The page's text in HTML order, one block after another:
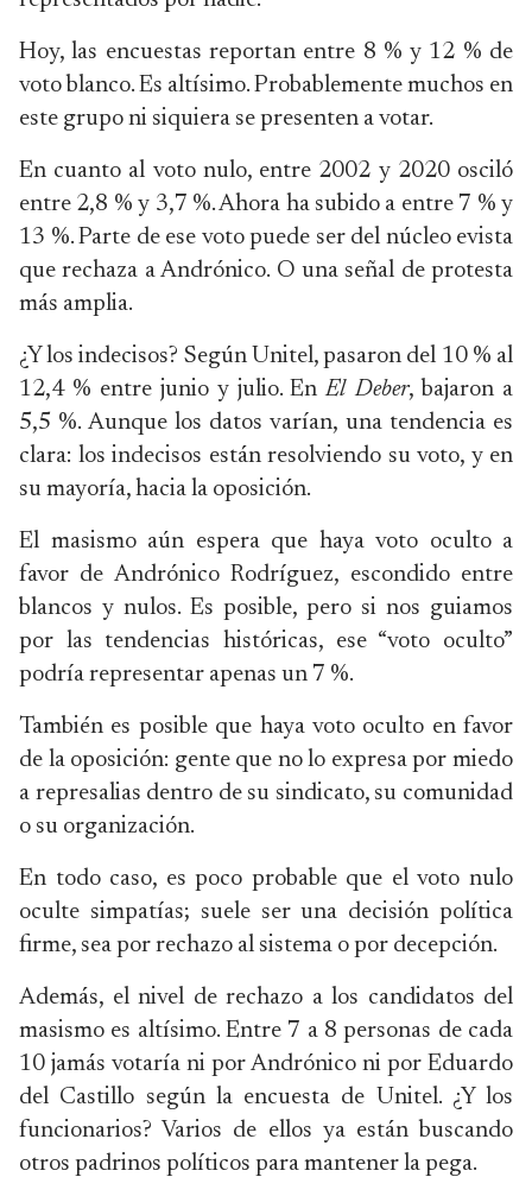
Hoy, las encuestas reportan entre 8 % y 12 % de
voto blanco. Es altísimo. Probablemente muchos en
este grupo ni siquiera se presenten a votar.
En cuanto al voto nulo, entre 2002 y 2020 osciló
entre 2,8 % y 3,7 %. Ahora ha subido a entre 7 % y
13 %. Parte de ese voto puede ser del núcleo evista
que rechaza a Andrónico. O una señal de protesta
más amplia.
¿Y los indecisos? Según Unitel, pasaron del 10 % al
12,4 % entre junio y julio. EnEl Deber, bajaron a
5,5 %. Aunque los datos varían, una tendencia es
clara: los indecisos están resolviendo su voto, y en
su mayoría, hacia la oposición.
El masismo aún espera que haya voto oculto a
favor de Andrónico Rodríguez, escondido entre
blancos y nulos. Es posible, pero si nos guiamos
por las tendencias históricas, ese “voto oculto”
podría representar apenas un 7 %.
También es posible que haya voto oculto en favor
de la oposición: gente que no lo expresa por miedo
a represalias dentro de su sindicato, su comunidad
o su organización.
En todo caso, es poco probable que el voto nulo
oculte simpatías; suele ser una decisión política
firme, sea por rechazo al sistema o por decepción.
Además, el nivel de rechazo a los candidatos del
masismo es altísimo. Entre 7 a 8 personas de cada
10 jamás votaría ni por Andrónico ni por Eduardo
del Castillo según la encuesta de Unitel. ¿Y los
funcionarios? Varios de ellos ya están buscando
otros padrinos políticos para mantener la pega.